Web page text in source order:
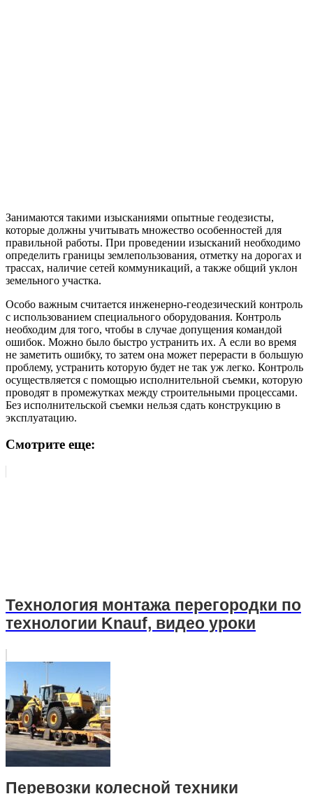
Занимаются такими изысканиями опытные геодезисты,
которые должны учитывать множество особенностей для
правильной работы. При проведении изысканий необходимо
определить границы землепользования, отметку на дорогах и
трассах, наличие сетей коммуникаций, а также общий уклон
земельного участка.
Особо важным считается инженерно-геодезический контроль
с использованием специального оборудования. Контроль
необходим для того, чтобы в случае допущения командой
ошибок. Можно было быстро устранить их. А если во время
не заметить ошибку, то затем она может перерасти в большую
проблему, устранить которую будет не так уж легко. Контроль
осуществляется с помощью исполнительной съемки, которую
проводят в промежутках между строительными процессами.
Без исполнительской съемки нельзя сдать конструкцию в
эксплуатацию.
Смотрите еще:
Технология монтажа перегородки по
технологии Knauf, видео уроки
Перевозки колесной техники